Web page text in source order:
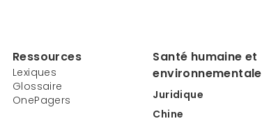
Ressources
Lexiques
Glossaire
OnePagers
Santé humaine et
environnementale
Juridique
Chine